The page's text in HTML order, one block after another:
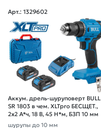
Арт.: 1329602
Аккум. дрель-шуруповерт BULL
SR 1803 в чем. XLTpro БЕСЩЕТ.,
2x2 А*ч, 18 В, 45 Н*м, БЗП 10 мм
шурупы до 10 мм